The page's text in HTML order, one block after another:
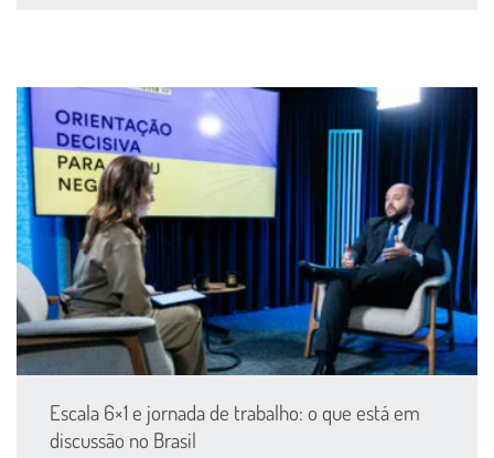
Escala 6×1 e jornada de trabalho: o que está em
discussão no Brasil